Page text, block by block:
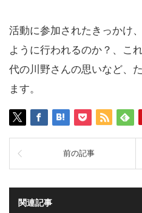
活動に参加されたきっかけ
ように行われるのか？、こ
代の川野さんの思いなど、
ます。
前の記事
関連記事